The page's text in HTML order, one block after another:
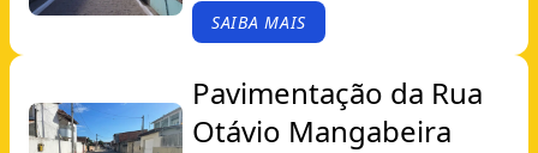
SAIBA MAIS
Pavimentação da Rua
Otávio Mangabeira